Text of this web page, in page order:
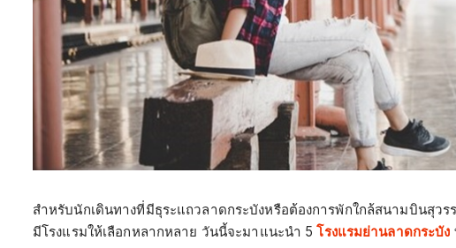
สำหรับนักเดินทางที่มีธุระแถวลาดกระบังหรือต้องการพักใกล้สนามบินสุ
มีโรงแรมให้เลือกหลากหลาย วันนี้จะมาแนะนำ 5โรงแรมย่านลาดกระบัง